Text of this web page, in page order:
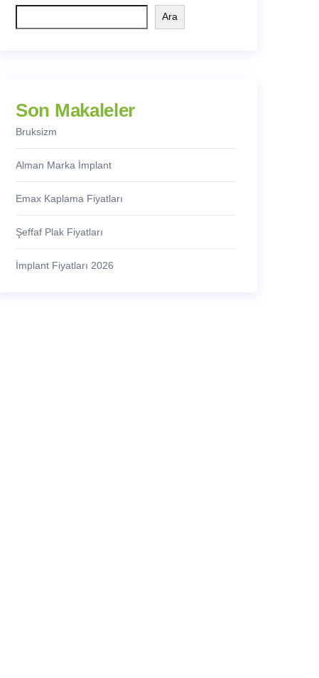
Ara
Son Makaleler
Bruksizm
Alman Marka İmplant
Emax Kaplama Fiyatları
Şeffaf Plak Fiyatları
İmplant Fiyatları 2026